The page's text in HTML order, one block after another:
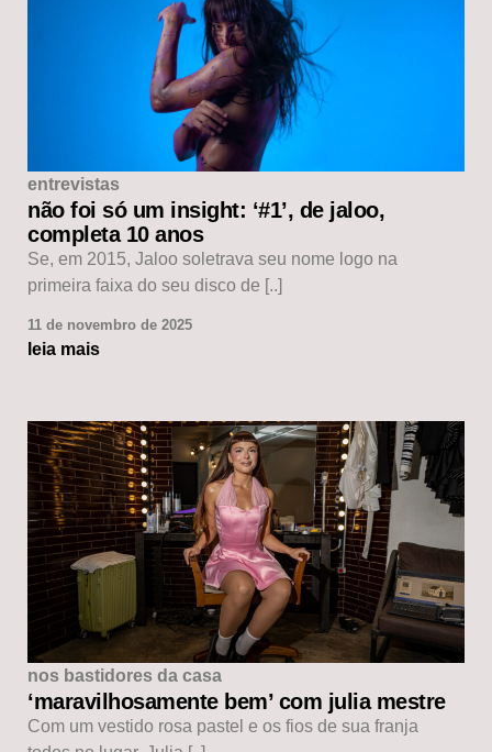
entrevistas
não foi só um insight: ‘#1’, de jaloo,
completa 10 anos
Se, em 2015, Jaloo soletrava seu nome logo na
primeira faixa do seu disco de [..]
11 de novembro de 2025
leia mais
nos bastidores da casa
‘maravilhosamente bem’ com julia mestre
Com um vestido rosa pastel e os fios de sua franja